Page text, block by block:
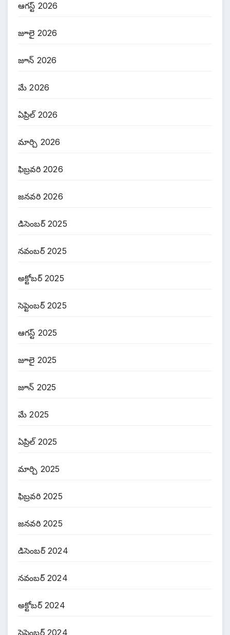
ఆగస్ట్ 2026
జూలై 2026
జూన్ 2026
మే 2026
ఏప్రిల్ 2026
మార్చి 2026
ఫిబ్రవరి 2026
జనవరి 2026
డిసెంబర్ 2025
నవంబర్ 2025
అక్టోబర్ 2025
సెప్టెంబర్ 2025
ఆగస్ట్ 2025
జూలై 2025
జూన్ 2025
మే 2025
ఏప్రిల్ 2025
మార్చి 2025
ఫిబ్రవరి 2025
జనవరి 2025
డిసెంబర్ 2024
నవంబర్ 2024
అక్టోబర్ 2024
సెప్టెంబర్ 2024